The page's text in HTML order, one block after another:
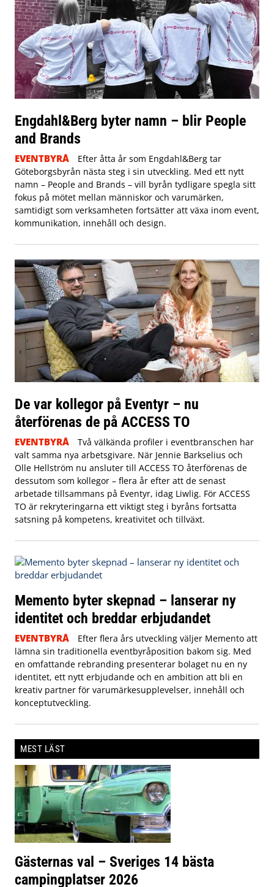
Engdahl&Berg byter namn – blir People
and Brands
EVENTBYRÅ
Efter åtta år som Engdahl&Berg tar
Göteborgsbyrån nästa steg i sin utveckling. Med ett nytt
namn – People and Brands – vill byrån tydligare spegla sitt
fokus på mötet mellan människor och varumärken,
samtidigt som verksamheten fortsätter att växa inom event,
kommunikation, innehåll och design.
De var kollegor på Eventyr – nu
återförenas de på ACCESS TO
EVENTBYRÅ
Två välkända profiler i eventbranschen har
valt samma nya arbetsgivare. När Jennie Barkselius och
Olle Hellström nu ansluter till ACCESS TO återförenas de
dessutom som kollegor – flera år efter att de senast
arbetade tillsammans på Eventyr, idag Liwlig. För ACCESS
TO är rekryteringarna ett viktigt steg i byråns fortsatta
satsning på kompetens, kreativitet och tillväxt.
Memento byter skepnad – lanserar ny
identitet och breddar erbjudandet
EVENTBYRÅ
Efter flera års utveckling väljer Memento att
lämna sin traditionella eventbyråposition bakom sig. Med
en omfattande rebranding presenterar bolaget nu en ny
identitet, ett nytt erbjudande och en ambition att bli en
kreativ partner för varumärkesupplevelser, innehåll och
konceptutveckling.
MEST LÄST
Gästernas val – Sveriges 14 bästa
campingplatser 2026